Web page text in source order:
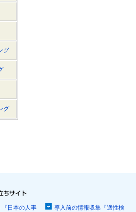
グ
グ
『日本の人事
導入前の情報収集『適性検